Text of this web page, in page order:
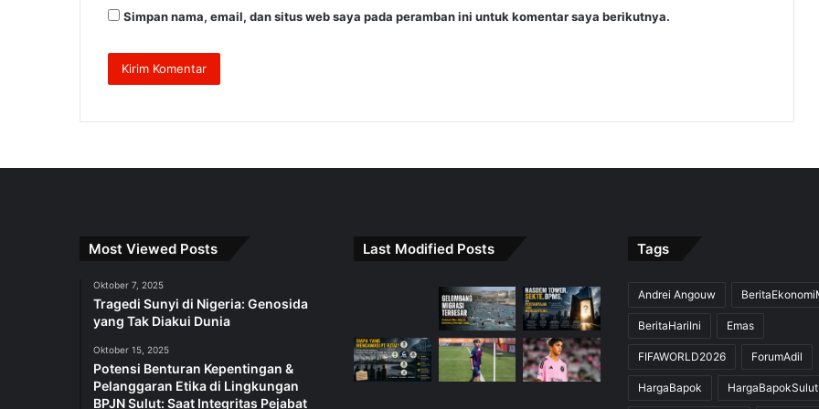
Simpan nama, email, dan situs web saya pada peramban ini untuk komentar saya berikutnya.
Most Viewed Posts
Oktober 7, 2025
Tragedi Sunyi di Nigeria: Genosida
yang Tak Diakui Dunia
Oktober 15, 2025
Potensi Benturan Kepentingan &
Pelanggaran Etika di Lingkungan
BPJN Sulut: Saat Integritas Pejabat
Last Modified Posts Tags
Andrei Angouw
BeritaHariIni Emas
FIFAWORLD2026 ForumAdil
HargaBapok HargaBapokSulut